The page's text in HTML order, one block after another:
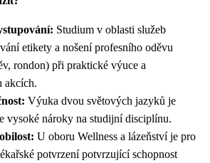
Studium v oblasti služeb
etikety a nošení profesního oděvu
rondon) při praktické výuce a
akcích.
Výuka dvou světových jazyků je
vysoké nároky na studijní disciplínu.
U oboru Wellness a lázeňství je pro
potvrzení potvrzující schopnost